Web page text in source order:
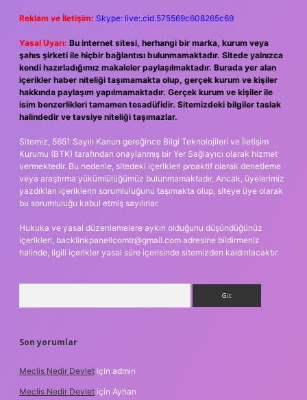
Reklam ve İletişim: Skype: live:.cid.575569c608265c69
Yasal Uyarı: Bu internet sitesi, herhangi bir marka, kurum veya
şahıs şirketi ile hiçbir bağlantısı bulunmamaktadır. Sitede yalnızca
kendi hazırladığımız makaleler paylaşılmaktadır. Burada yer alan
içerikler haber niteliği taşımamakta olup, gerçek kurum ve kişiler
hakkında paylaşım yapılmamaktadır. Gerçek kurum ve kişiler ile
isim benzerlikleri tamamen tesadüfidir. Sitemizdeki bilgiler taslak
halindedir ve tavsiye niteliği taşımazlar.
Sitemiz, 5651 Sayılı Kanun gereğince Bilgi Teknolojileri ve İletişim
Kurumu (BTK) tarafından onaylanmış bir Yer Sağlayıcı olarak hizmet
vermektedir. Bu nedenle, sitedeki içerikleri proaktif olarak denetleme
veya araştırma yükümlülüğümüz bulunmamaktadır. Ancak, üyelerimiz
yazdıkları içeriklerin sorumluluğunu taşımakta olup, siteye üye olarak
bu sorumluluğu kabul etmiş sayılırlar.
Hukuka ve yasal düzenlemelere aykırı olduğunu düşündüğünüz
içerikleri, backlinkpanelicomtr@gmail.com adresine bildirmeniz
halinde, ilgili içerikler yasal süre içerisinde sitemizden kaldırılacaktır.
Son yorumlar
Meclis Nedir Devlet için admin
Meclis Nedir Devlet için Ayhan